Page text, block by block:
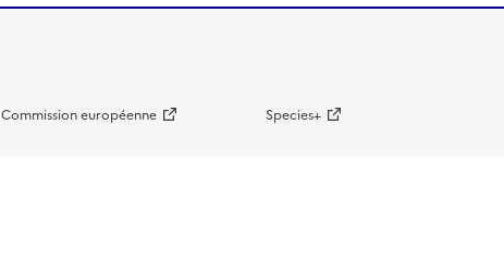
Commission européenne Species+